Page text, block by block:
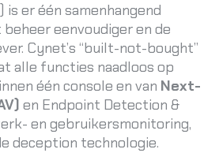
is er één samenhangend
eenvoudiger en de
. Cynet’s “built-not-bought”
alle functies naadloos op
één console en van Next-
en Endpoint Detection &
en gebruikersmonitoring,
deception technologie.